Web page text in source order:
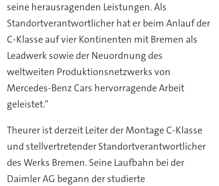
seine herausragenden Leistungen. Als
Standortverantwortlicher hat er beim Anlauf der
C-Klasse auf vier Kontinenten mit Bremen als
Leadwerk sowie der Neuordnung des
weltweiten Produktionsnetzwerks von
Mercedes-Benz Cars hervorragende Arbeit
geleistet.”
Theurer ist derzeit Leiter der Montage C-Klasse
und stellvertretender Standortverantwortlicher
des Werks Bremen. Seine Laufbahn bei der
Daimler AG begann der studierte